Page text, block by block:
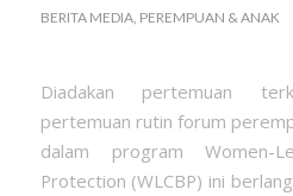
BERITA MEDIA, PEREMPUAN & ANAK
Diadakan pertemuan
pertemuan rutin forum
dalam program Women-
Protection (WLCBP) ini